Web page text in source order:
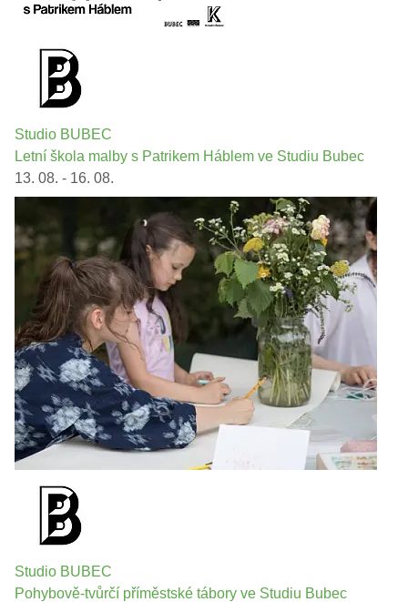
Studio BUBEC
Letní škola malby s Patrikem Háblem ve Studiu Bubec
13. 08. - 16. 08.
Studio BUBEC
Pohybově-tvůrčí příměstské tábory ve Studiu Bubec